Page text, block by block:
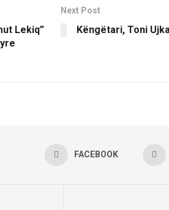
Lekiq”
Next Post
Këngëtari, Toni
FACEBOOK